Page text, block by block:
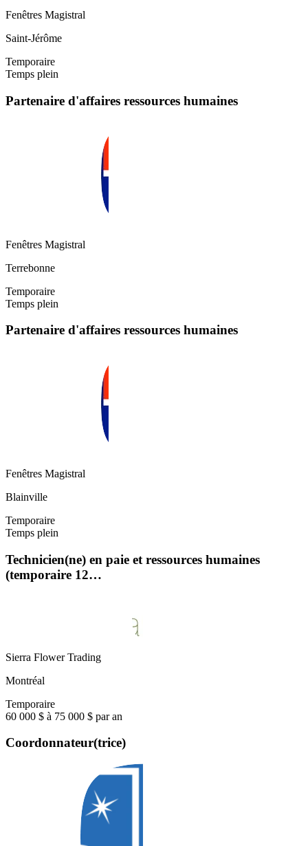
Fenêtres Magistral
Saint-Jérôme
Temporaire
Temps plein
Partenaire d'affaires ressources humaines
Fenêtres Magistral
Terrebonne
Temporaire
Temps plein
Partenaire d'affaires ressources humaines
Fenêtres Magistral
Blainville
Temporaire
Temps plein
Technicien(ne) en paie et ressources humaines
(temporaire 12…
Sierra Flower Trading
Montréal
Temporaire
60 000 $ à 75 000 $ par an
Coordonnateur(trice)